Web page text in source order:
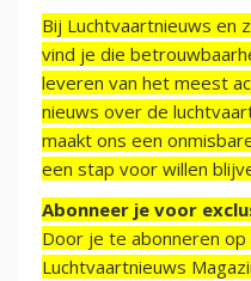
Bij Luchtvaartnieuws en
vind je die
leveren van het meest
nieuws over de
maakt ons een
een stap voor willen
Abonneer je voor
Door je te abonneren op
Luchtvaartnieuws